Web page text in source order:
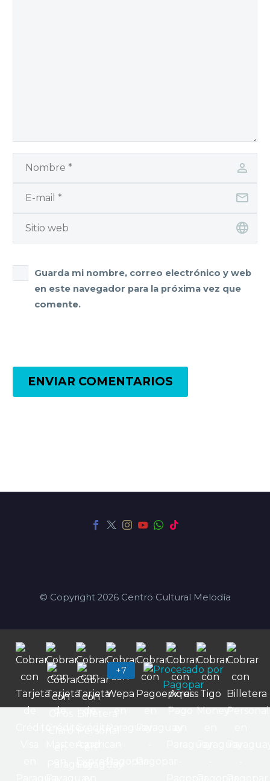
Guarda mi nombre, correo electrónico y web
en este navegador para la próxima vez que
comente.
ENVIAR COMENTARIOS
© Copyright 2026 Centro Cultural Melodía